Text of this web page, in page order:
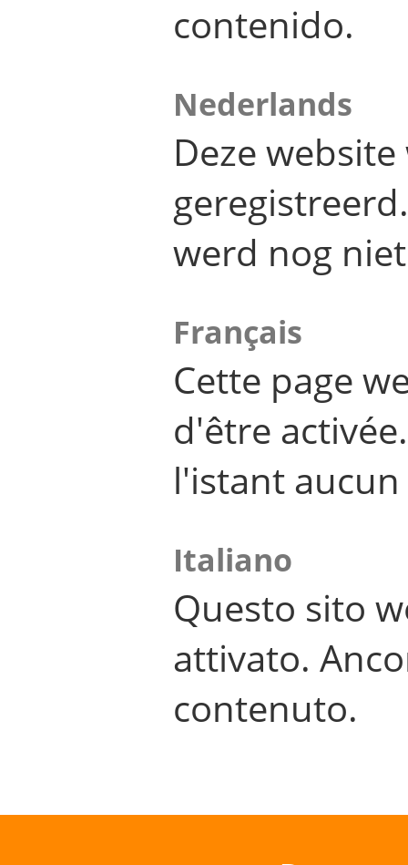
contenido.
Nederlands
Deze
werd nog
Français
Cette page
d'être
l'istant
Italiano
Questo sito
attivato.
contenuto.